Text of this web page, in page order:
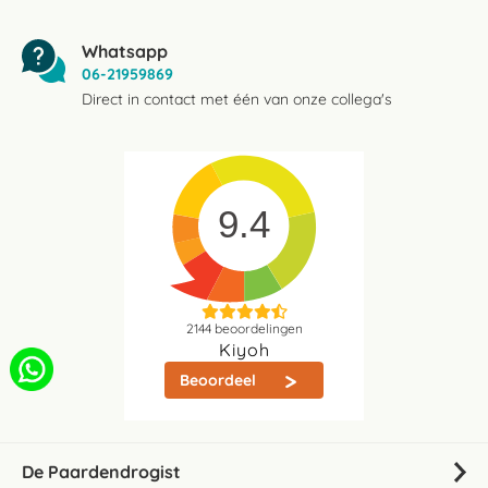
Whatsapp
06-21959869
Direct in contact met één van onze collega's
9.4
2144beoordelingen
Kiyoh
Beoordeel
De Paardendrogist